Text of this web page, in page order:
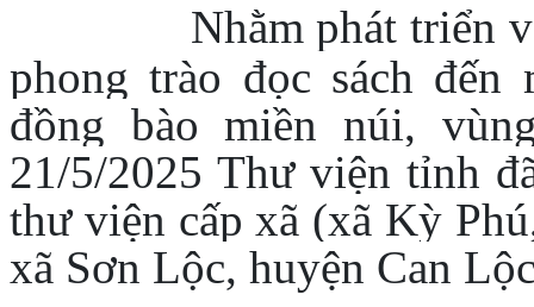
Nhằm phát triển
phong trào đọc sách
đồng bào miền núi,
21/5/2025 Thư viện tỉnh
thư viện cấp xã (xã Kỳ
xã Sơn Lộc, huyện Can